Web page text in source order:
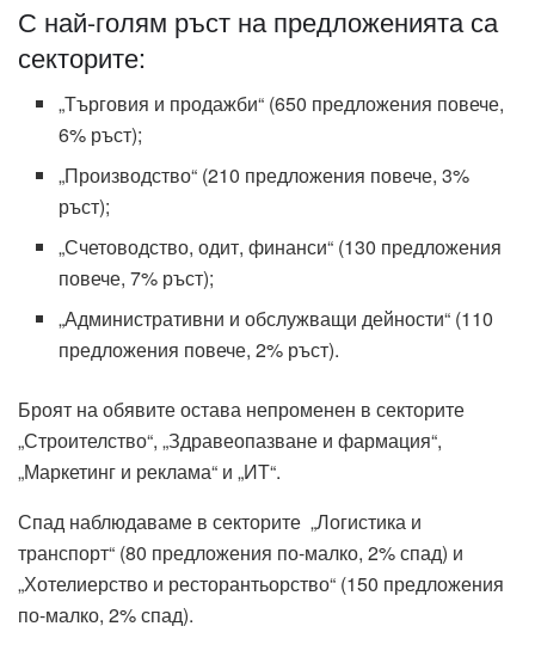
С най-голям ръст на предложенията са
секторите:
„Търговия и продажби“ (650 предложения повече,
6% ръст);
„Производство“ (210 предложения повече, 3%
ръст);
„Счетоводство, одит, финанси“ (130 предложения
повече, 7% ръст);
„Административни и обслужващи дейности“ (110
предложения повече, 2% ръст).
Броят на обявите остава непроменен в секторите
„Строителство“, „Здравеопазване и фармация“,
„Маркетинг и реклама“ и „ИТ“.
Спад наблюдаваме в секторите „Логистика и
транспорт“ (80 предложения по-малко, 2% спад) и
„Хотелиерство и ресторантьорство“ (150 предложения
по-малко, 2% спад).